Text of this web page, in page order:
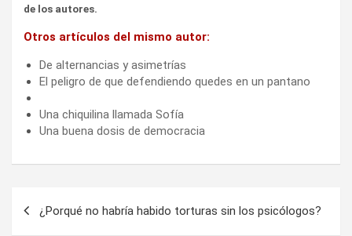
de los autores.
Otros artículos del mismo autor:
De alternancias y asimetrías
El peligro de que defendiendo quedes en un pantano
Una chiquilina llamada Sofía
Una buena dosis de democracia
¿Porqué no habría habido torturas sin los psicólogos?